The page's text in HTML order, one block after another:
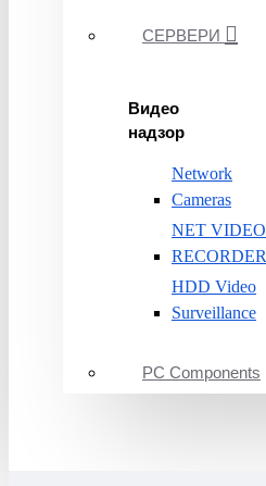
СЕРВЕРИ
Видео
надзор
Network
Cameras
NET VIDEO
RECORDER
HDD Video
Surveillance
PC Components